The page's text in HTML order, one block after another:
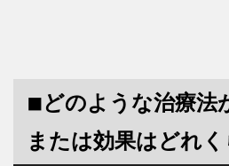
◾︎どのような治療法
または効果はどれく